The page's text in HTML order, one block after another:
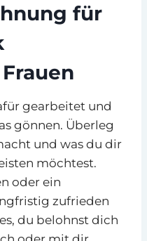
für
gearbeitet und
gönnen. Überleg
und was du dir
möchtest.
oder ein
zufrieden
du belohnst dich